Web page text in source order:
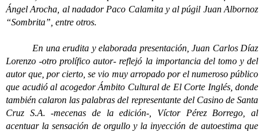
Ángel Arocha, al nadador Paco Calamita y al púgil Juan Albornoz
“Sombrita”, entre otros.
En una erudita y elaborada presentación, Juan Carlos Díaz
Lorenzo -otro prolífico autor- reflejó la importancia del tomo y del
autor que, por cierto, se vio muy arropado por el numeroso público
que acudió al acogedor Ámbito Cultural de El Corte Inglés, donde
también calaron las palabras del representante del Casino de Santa
Cruz S.A. -mecenas de la edición-, Víctor Pérez Borrego, al
acentuar la sensación de orgullo y la inyección de autoestima que